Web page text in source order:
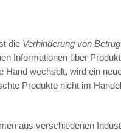
die Verhinderung von Betrug
Informationen über
Hand wechselt, wird ein
Produkte nicht im
aus verschiedenen